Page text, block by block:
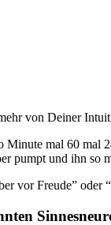
von Deiner
mal 60 mal
pumpt und ihn so
vor Freude”